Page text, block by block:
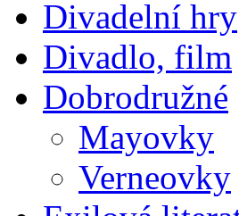
Divadelní hry
Divadlo, film
Dobrodružné
Mayovky
Verneovky